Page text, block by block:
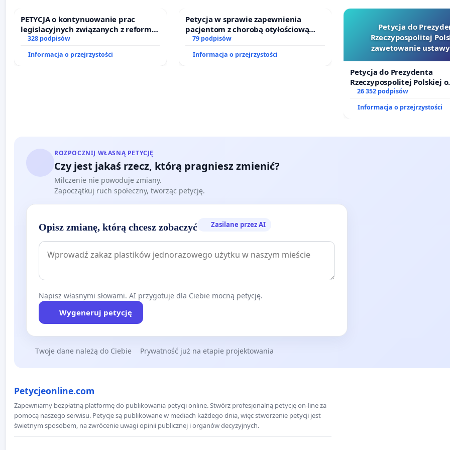
PETYCJA o kontynuowanie prac
legislacyjnych związanych z reformą
prawa rodzinnego
328 podpisów
Informacja o przejrzystości
Petycja w sprawie zapewnienia
pacjentom z chorobą otyłościową
dostępu do kompleksowego leczenia
oraz programów profilaktycznych.
79 podpisów
Informacja o przejrzystości
Petycja do
Rzeczypospolitej
zawetowanie
Petycja do Prezydenta
Rzeczypospolitej Polskiej o
zawetowanie ustawy „Lex
26 352 podpisów
Informacja o przejrzystości
ROZPOCZNIJ WŁASNĄ PETYCJĘ
Czy jest jakaś rzecz, którą pragniesz zmienić?
Milczenie nie powoduje zmiany.
Zapoczątkuj ruch społeczny, tworząc petycję.
Opisz zmianę, którą chcesz zobaczyć Zasilane przez AI
Napisz własnymi słowami. AI przygotuje dla Ciebie mocną petycję.
Wygeneruj petycję
Twoje dane należą do Ciebie Prywatność już na etapie projektowania
Petycjeonline.com
Zapewniamy bezpłatną platformę do publikowania petycji online. Stwórz profesjonalną petycję on-line za
pomocą naszego serwisu. Petycje są publikowane w mediach każdego dnia, więc stworzenie petycji jest
świetnym sposobem, na zwrócenie uwagi opinii publicznej i organów decyzyjnych.